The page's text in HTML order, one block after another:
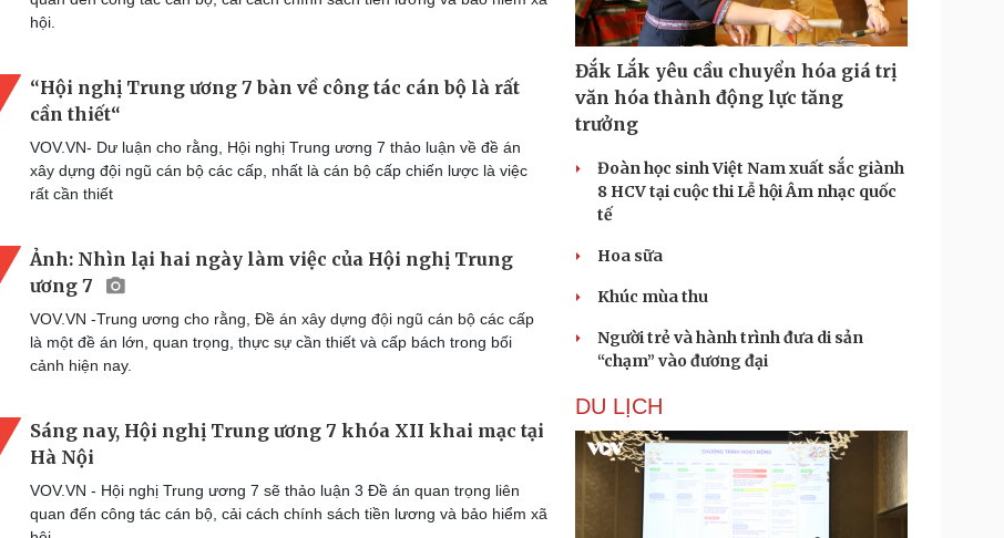
hội.
“Hội nghị Trung ương 7 bàn về công tác cán bộ là rất
cần thiết“
VOV.VN- Dư luận cho rằng, Hội nghị Trung ương 7 thảo luận về đề án
xây dựng đội ngũ cán bộ các cấp, nhất là cán bộ cấp chiến lược là việc
rất cần thiết
Ảnh: Nhìn lại hai ngày làm việc của Hội nghị Trung
ương 7
VOV.VN -Trung ương cho rằng, Đề án xây dựng đội ngũ cán bộ các cấp
là một đề án lớn, quan trọng, thực sự cần thiết và cấp bách trong bối
cảnh hiện nay.
Sáng nay, Hội nghị Trung ương 7 khóa XII khai mạc tại
Hà Nội
VOV.VN - Hội nghị Trung ương 7 sẽ thảo luận 3 Đề án quan trọng liên
quan đến công tác cán bộ, cải cách chính sách tiền lương và bảo hiểm xã
Đắk Lắk yêu cầu chuyển hóa giá trị
văn hóa thành động lực tăng
trưởng
Đoàn học sinh Việt Nam xuất sắc giành
8 HCV tại cuộc thi Lễ hội Âm nhạc quốc
tế
Hoa sữa
Khúc mùa thu
Người trẻ và hành trình đưa di sản
“chạm” vào đương đại
DU LỊCH